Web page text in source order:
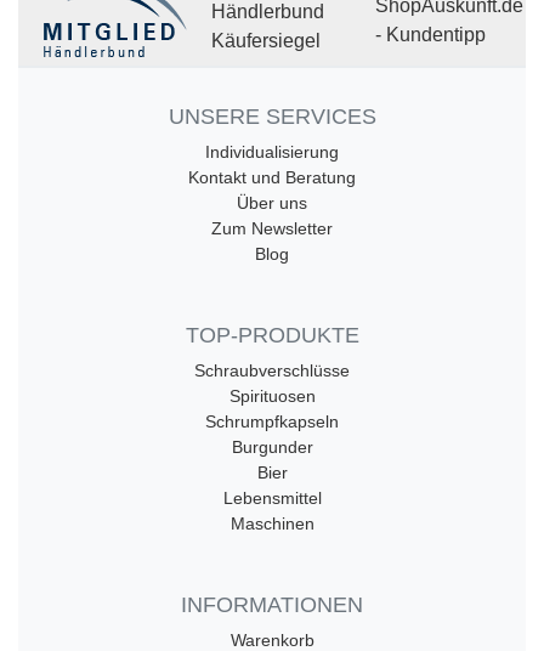
UNSERE SERVICES
Individualisierung
Kontakt und Beratung
Über uns
Zum Newsletter
Blog
TOP-PRODUKTE
Schraubverschlüsse
Spirituosen
Schrumpfkapseln
Burgunder
Bier
Lebensmittel
Maschinen
INFORMATIONEN
Warenkorb